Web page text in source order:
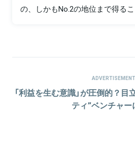
の、しかもNo.2の地位まで得るこ
ADVERTISEMENT
「利益を生む意識」が圧倒的？
ティ”ベンチャー